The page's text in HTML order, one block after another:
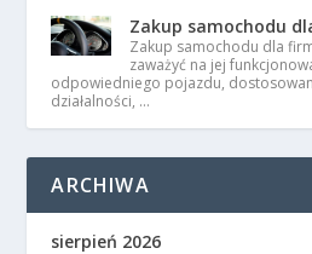
Zakup samochodu
Zakup samochodu dla
zaważyć na jej
odpowiedniego pojazdu,
działalności, …
ARCHIWA
sierpień 2026